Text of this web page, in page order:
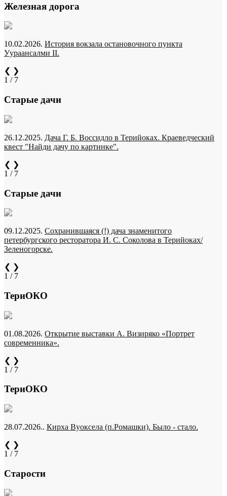
Железная дорога
10.02.2026. История вокзала остановочного пункта
Уураансалми II.
❮ ❯
1 / 7
Старые дачи
26.12.2025. Дача Г. Б. Воссидло в Терийоках. Краеведческий
квест "Найди дачу по картинке".
❮ ❯
1 / 7
Старые дачи
09.12.2025. Сохранившаяся (!) дача знаменитого
петербургского ресторатора И. С. Соколова в Терийоках/
Зеленогорске.
❮ ❯
1 / 7
ТериОКО
01.08.2026. Открытие выставки А. Визиряко «Портрет
современника».
❮ ❯
1 / 7
ТериОКО
28.07.2026.. Кирха Вуоксела (п.Ромашки). Было - стало.
❮ ❯
1 / 7
Старости